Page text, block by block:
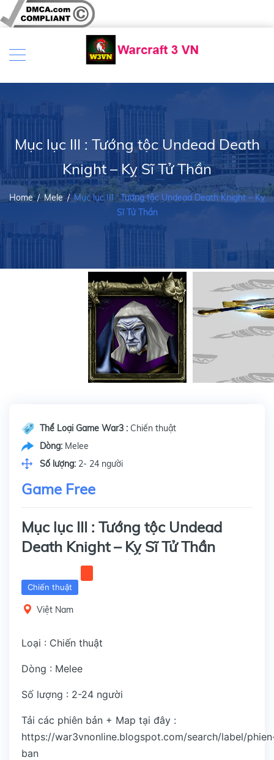
Mục lục III : Tướng tộc Undead Death
Knight – Kỵ Sĩ Tử Thần
Home /Mele /Mục lục III : Tướng tộc Undead Death Knight – Kỵ
Sĩ Tử Thần
Thể Loại Game War3 : Chiến thuật
Dòng: Melee
Số lượng: 2- 24 người
Game Free
Mục lục III : Tướng tộc Undead
Death Knight – Kỵ Sĩ Tử Thần
Chiến thuật
Việt Nam
Loại : Chiến thuật
Dòng : Melee
Số lượng : 2-24 người
Tải các phiên bản + Map tại đây :
https://war3vnonline.blogspot.com/search/label/
ban